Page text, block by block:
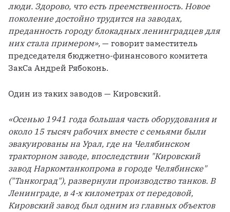
люди. Здорово, что есть преемственность. Новое
поколение достойно трудится на заводах,
преданность городу блокадных ленинградцев для
них стала примером», — говорит заместитель
председателя бюджетно-финансового комитета
ЗакСа Андрей Рябоконь.
Один из таких заводов — Кировский.
«Осенью 1941 года большая часть оборудования и
около 15 тысяч рабочих вместе с семьями были
эвакуированы на Урал, где на Челябинском
тракторном заводе, впоследствии "Кировский
завод Наркомтанкопрома в городе Челябинске"
("Танкоград"), развернули производство танков. В
Ленинграде, в 4-х километрах от передовой,
Кировский завод был одним из главных объектов